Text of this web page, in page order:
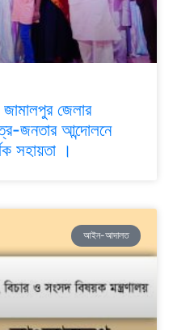
জামালপুর জেলার
জনতার আন্দোলনে
সহায়তা ।
আইন-আদালত